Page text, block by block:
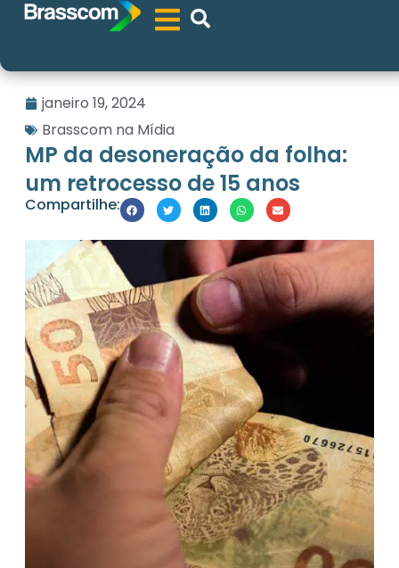
janeiro 19, 2024
Brasscom na Mídia
MP da desoneração da folha:
um retrocesso de 15 anos
Compartilhe: